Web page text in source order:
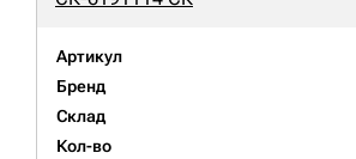
Артикул
Бренд
Склад
Кол-во